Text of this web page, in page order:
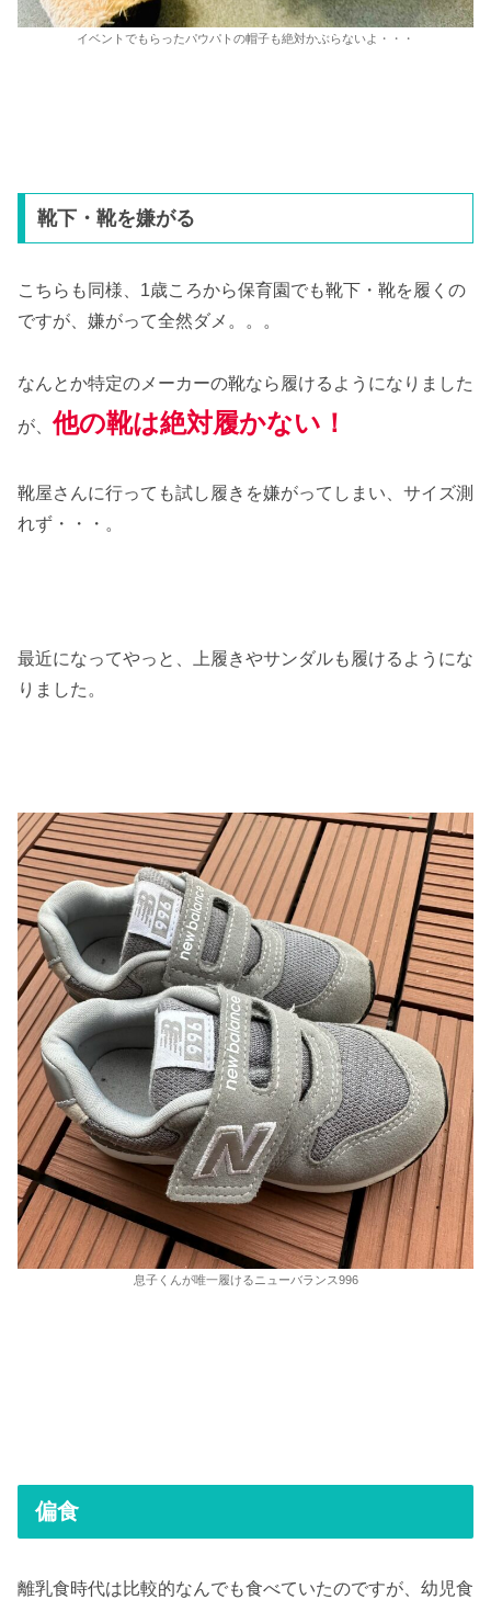
イベントでもらったパウパトの帽子も絶対かぶらないよ・・・
靴下・靴を嫌がる
こちらも同様、1歳ころから保育園でも靴下・靴を履くの
ですが、嫌がって全然ダメ。。。
なんとか特定のメーカーの靴なら履けるようになりました
が、他の靴は絶対履かない！
靴屋さんに行っても試し履きを嫌がってしまい、サイズ測
れず・・・。
最近になってやっと、上履きやサンダルも履けるようにな
りました。
息子くんが唯一履けるニューバランス996
偏食
離乳食時代は比較的なんでも食べていたのですが、幼児食